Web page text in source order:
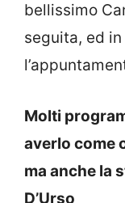
bellissimo
seguita, ed
Molti
averlo come
ma anche la
D’Urso